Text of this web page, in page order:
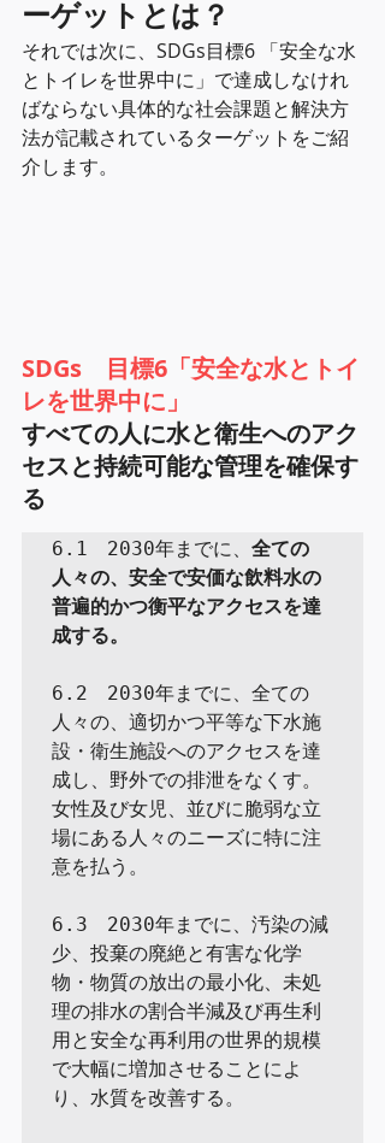
ーゲットとは？
それでは次に、SDGs目標6 「安全な水
とトイレを世界中に」で達成しなけれ
ばならない具体的な社会課題と解決方
法が記載されているターゲットをご紹
介します。
SDGs　目標6「安全な水とトイ
レを世界中に」
すべての人に水と衛生へのアク
セスと持続可能な管理を確保す
る
6.1　2030年までに、 全ての
人々の、安全で安価な飲料水の
普遍的かつ衡平なアクセスを達
成する。
6.2　2030年までに、全ての
人々の、適切かつ平等な下水施
設・衛生施設へのアクセスを達
成し、野外での排泄をなくす。
女性及び女児、並びに脆弱な立
場にある人々のニーズに特に注
意を払う。
6.3　2030年までに、汚染の減
少、投棄の廃絶と有害な化学
物・物質の放出の最小化、未処
理の排水の割合半減及び再生利
用と安全な再利用の世界的規模
で大幅に増加させることによ
り、水質を改善する。